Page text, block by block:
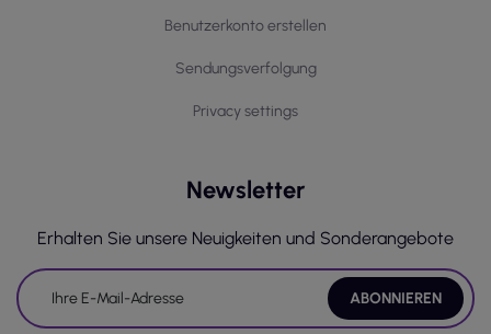
Benutzerkonto erstellen
Sendungsverfolgung
Privacy settings
Newsletter
Erhalten Sie unsere Neuigkeiten und Sonderangebote